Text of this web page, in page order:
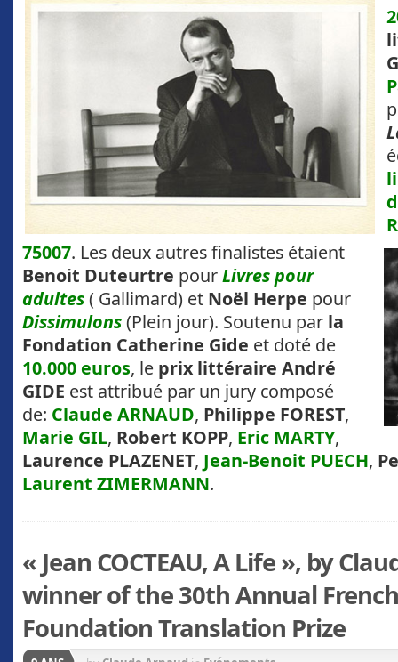
75007. Les deux autres finalistes étaient
Benoit Duteurtre pourLivres pour
adultes( Gallimard) et Noël Herpe pour
Dissimulons(Plein jour). Soutenu par la
Fondation Catherine Gide et doté de
10.000 euros, le prix littéraire André
GIDE est attribué par un jury composé
de: Claude ARNAUD, Philippe FOREST,
Marie GIL, Robert KOPP, Eric MARTY,
Laurence PLAZENET, Jean-Benoit PUECH,
Laurent ZIMERMANN.
« Jean COCTEAU, A Life », by
winner of the 30th Annual
Foundation Translation Prize